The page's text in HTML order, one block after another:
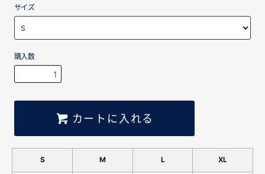
サイズ
購入数
カートに入れる
S M L XL